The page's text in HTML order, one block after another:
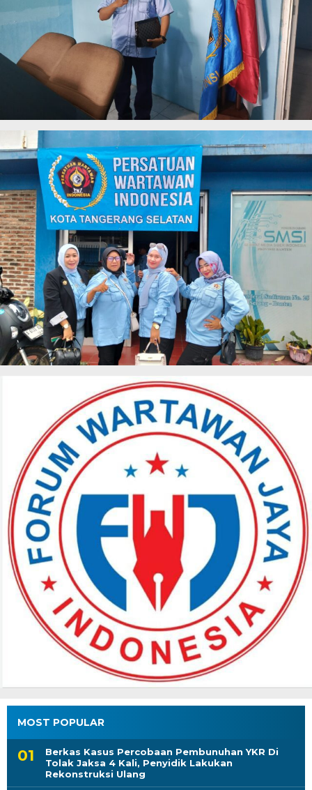
MOST POPULAR
Berkas Kasus Percobaan Pembunuhan YKR Di
Tolak Jaksa 4 Kali, Penyidik Lakukan
Rekonstruksi Ulang